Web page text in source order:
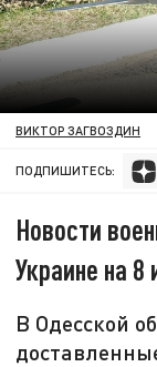
ВИКТОР ЗАГВОЗДИН
ПОДПИШИТЕСЬ:
Новости
Украине на
В Одесской